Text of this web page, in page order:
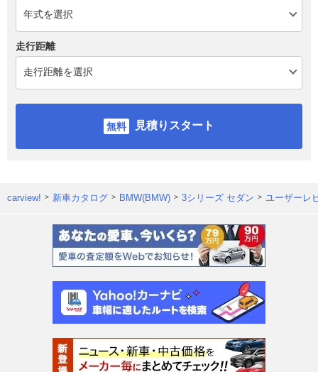
走行距離
見積りスタート
carview! 新車カタログ BMW(BMW) 3シリーズ セダン ユーザーレ